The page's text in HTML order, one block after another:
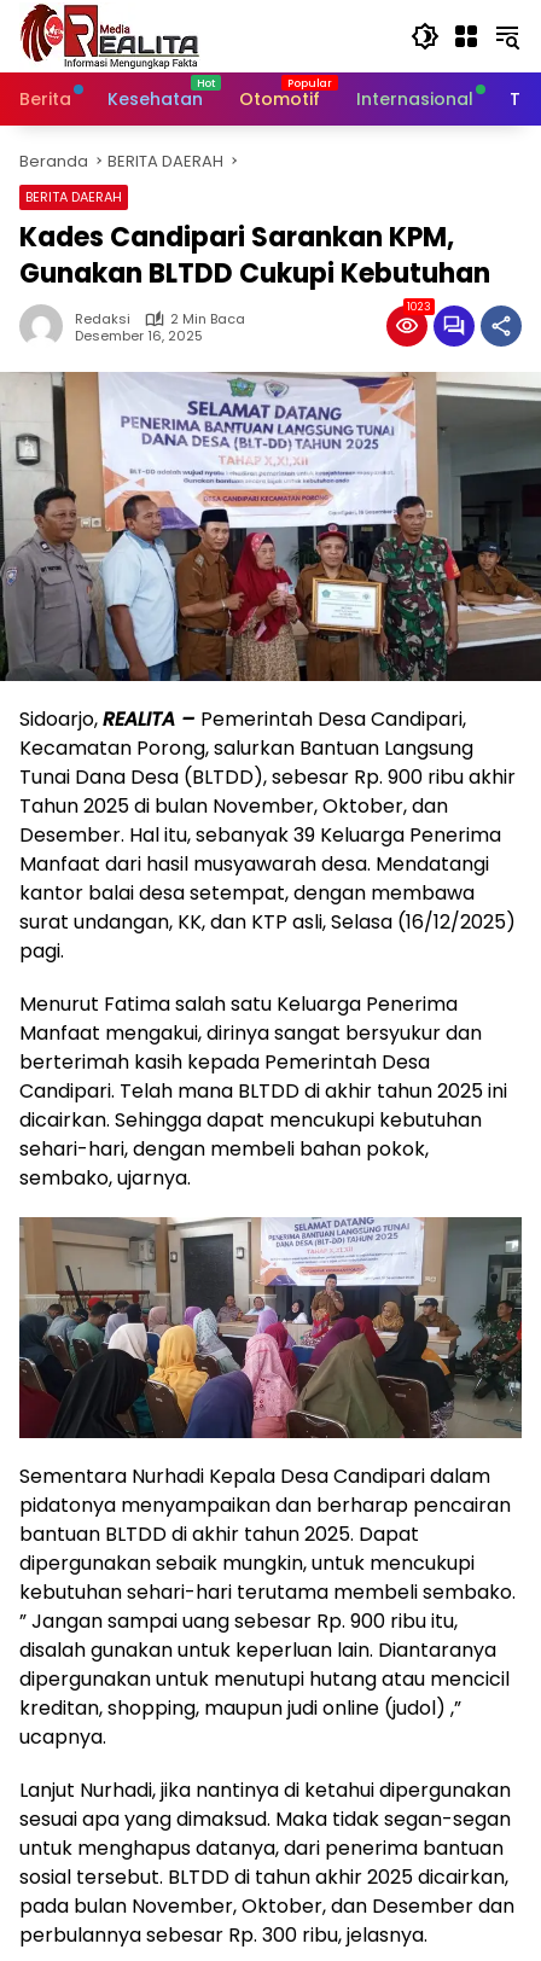
Langsung
konten
Berita
Kesehatan Otomotif Internasional
Beranda BERITA DAERAH
BERITA DAERAH
Kades Candipari Sarankan KPM,
Gunakan BLTDD Cukupi Kebutuhan
Redaksi
2 Min Baca
Desember 16, 2025
1023
Sidoarjo,REALITA – Pemerintah Desa Candipari,
Kecamatan Porong, salurkan Bantuan Langsung
Tunai Dana Desa (BLTDD), sebesar Rp. 900 ribu akhir
Tahun 2025 di bulan November, Oktober, dan
Desember. Hal itu, sebanyak 39 Keluarga Penerima
Manfaat dari hasil musyawarah desa. Mendatangi
kantor balai desa setempat, dengan membawa
surat undangan, KK, dan KTP asli, Selasa (16/12/2025)
pagi.
Menurut Fatima salah satu Keluarga Penerima
Manfaat mengakui, dirinya sangat bersyukur dan
berterimah kasih kepada Pemerintah Desa
Candipari. Telah mana BLTDD di akhir tahun 2025 ini
dicairkan. Sehingga dapat mencukupi kebutuhan
sehari-hari, dengan membeli bahan pokok,
sembako, ujarnya.
Sementara Nurhadi Kepala Desa Candipari dalam
pidatonya menyampaikan dan berharap pencairan
bantuan BLTDD di akhir tahun 2025. Dapat
dipergunakan sebaik mungkin, untuk mencukupi
kebutuhan sehari-hari terutama membeli sembako.
” Jangan sampai uang sebesar Rp. 900 ribu itu,
disalah gunakan untuk keperluan lain. Diantaranya
dipergunakan untuk menutupi hutang atau mencicil
kreditan, shopping, maupun judi online (judol) ,”
ucapnya.
Lanjut Nurhadi, jika nantinya di ketahui dipergunakan
sesuai apa yang dimaksud. Maka tidak segan-segan
untuk menghapus datanya, dari penerima bantuan
sosial tersebut. BLTDD di tahun akhir 2025 dicairkan,
pada bulan November, Oktober, dan Desember dan
perbulannya sebesar Rp. 300 ribu, jelasnya.